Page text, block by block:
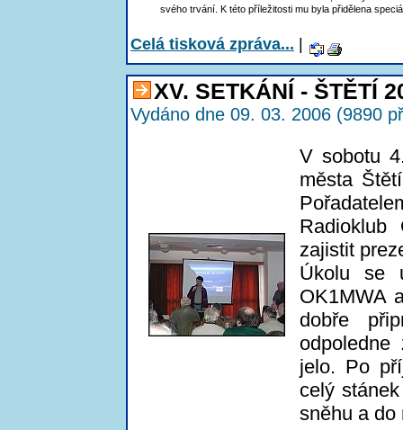
svého trvání. K této příležitosti mu byla přidělena
Celá tisková zpráva...
XV. SETKÁNÍ - ŠTĚTÍ
Vydáno dne 09. 03. 2006 (9890
V sobotu
města
zajistit
Úkolu se
OK1MWA
dobře
jelo. Po
celý
sněhu a do